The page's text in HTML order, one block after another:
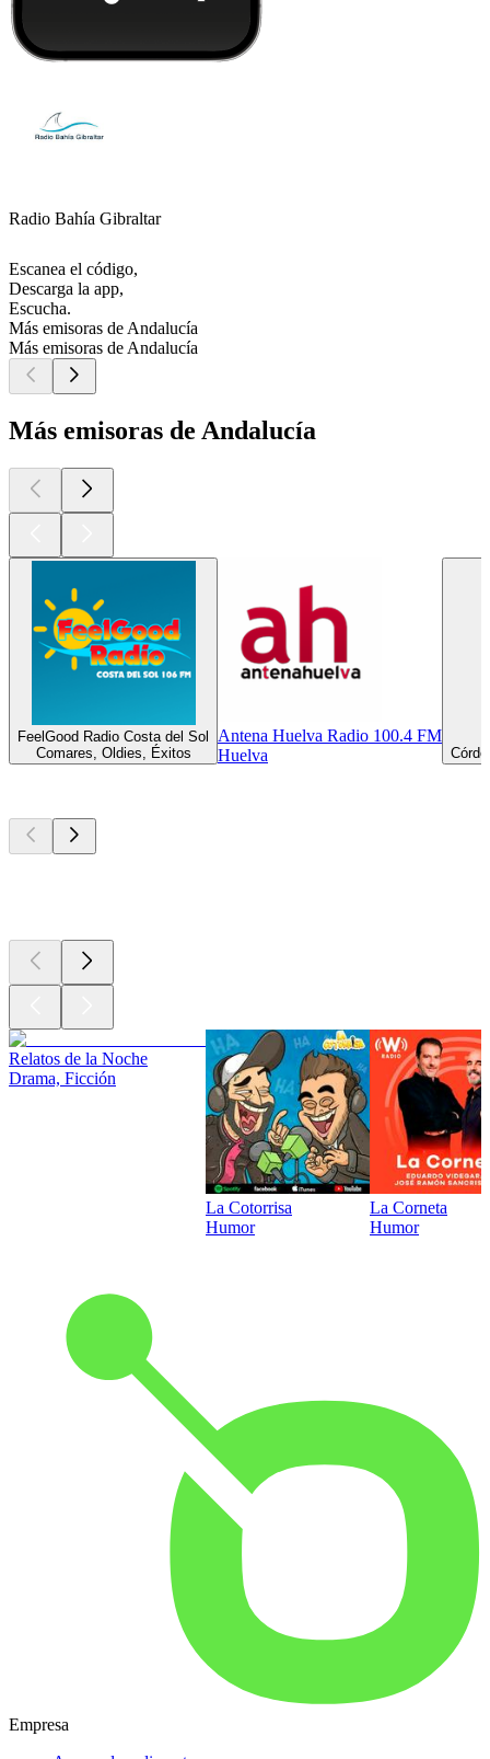
Radio Bahía Gibraltar
Escanea el código,
Descarga la app,
Escucha.
Más emisoras de Andalucía
Más emisoras de Andalucía
Más emisoras de Andalucía
FeelGood Radio Costa del Sol
Comares, Oldies, Éxitos
Antena Huelva Radio 100.4 FM
Huelva
Relatos de la Noche
Drama, Ficción
La Cotorrisa
Humor
La Corneta
Humor
Empresa